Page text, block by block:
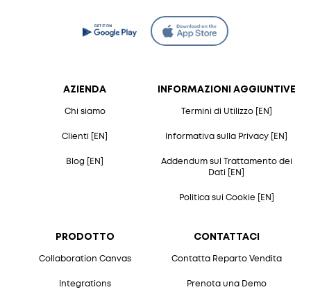
AZIENDA
Chi siamo
Clienti [EN]
Blog [EN]
PRODOTTO
Collaboration Canvas
Integrations
CONTATTACI
Contatta Reparto Vendita
Prenota una Demo
INFORMAZIONI AGGIUNTIVE
Termini di Utilizzo [EN]
Informativa sulla Privacy [EN]
Addendum sul Trattamento dei
Dati [EN]
Politica sui Cookie [EN]